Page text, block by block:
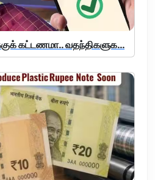
கட்டணமா.. வதந்திகளுக...